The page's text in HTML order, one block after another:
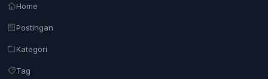
Home
Postingan
Kategori
Tag